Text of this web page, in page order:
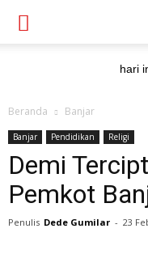
hari
Beranda Banjar
Banjar Pendidikan Religi
Demi
Pemkot
Penulis Dede Gumilar - 23